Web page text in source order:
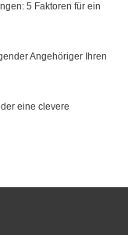
5 Faktoren für ein
Angehöriger Ihren
eine clevere